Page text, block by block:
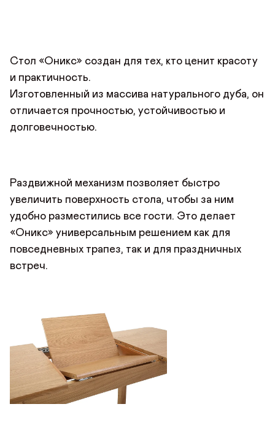
Стол «Оникс» создан для тех, кто ценит красоту
и практичность.
Изготовленный из массива натурального дуба, он
отличается прочностью, устойчивостью и
долговечностью.
Раздвижной механизм позволяет быстро
увеличить поверхность стола, чтобы за ним
удобно разместились все гости. Это делает
«Оникс» универсальным решением как для
повседневных трапез, так и для праздничных
встреч.
РЕГИСТРАЦИЯ
по номеру телефона
Телефон
ОТПРАВИТЬ
Продолжая, вы даётесогласие на сбор, обработку
персональных данных
ДОБРО ПОЖАЛОВАТЬ
Почта*
Данные можно заполнить позже
в личном кабинете
СОХРАНИТЬ
ОСТАВИТЬ ОТЗЫВ
ДОБАВИТЬ ФОТО
ОТПРАВИТЬ
Телефон
ОТПРАВИТЬ ЗАЯВКУ
Продолжая, вы даёте согласие на сбор, обработку
персональных данных